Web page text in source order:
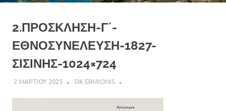
2.ΠΡΟΣΚΛΗΣΗ-Γ΄-
ΕΘΝΟΣΥΝΕΛΕΥΣΗ-1827-
ΣΙΣΙΝΗΣ-1024×724
2 ΜΑΡΤΙΟΥ 2025 DK ERMIONIS